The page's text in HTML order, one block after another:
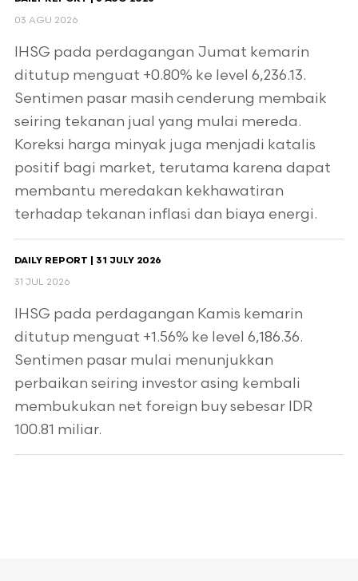
03 AGU 2026
IHSG pada perdagangan Jumat kemarin
ditutup menguat +0.80% ke level 6,236.13.
Sentimen pasar masih cenderung membaik
seiring tekanan jual yang mulai mereda.
Koreksi harga minyak juga menjadi katalis
positif bagi market, terutama karena dapat
membantu meredakan kekhawatiran
terhadap tekanan inflasi dan biaya energi.
DAILY REPORT | 31 JULY 2026
31 JUL 2026
IHSG pada perdagangan Kamis kemarin
ditutup menguat +1.56% ke level 6,186.36.
Sentimen pasar mulai menunjukkan
perbaikan seiring investor asing kembali
membukukan net foreign buy sebesar IDR
100.81 miliar.